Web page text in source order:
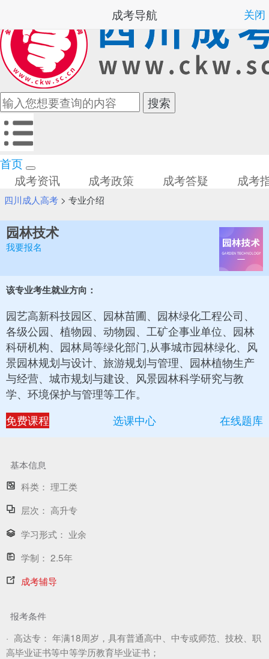
首页
成考资讯
成考政策 成考答疑 成考
四川成人高考> 专业介绍
园林技术
我要报名
该专业考生就业方向：
园艺高新科技园区、园林苗圃、园林绿化工程公司、
各级公园、植物园、动物园、工矿企事业单位、园林
科研机构、园林局等绿化部门,从事城市园林绿化、风
景园林规划与设计、旅游规划与管理、园林植物生产
与经营、城市规划与建设、风景园林科学研究与教
学、环境保护与管理等工作。
免费课程
选课中心 在线题库
基本信息
科类： 理工类
层次： 高升专
学习形式： 业余
学制： 2.5年
成考辅导
报考条件
· 高达专： 年满18周岁，具有普通高中、中专或师范、技校、职
高毕业证书等中等学历教育毕业证书；
成考导航 关闭